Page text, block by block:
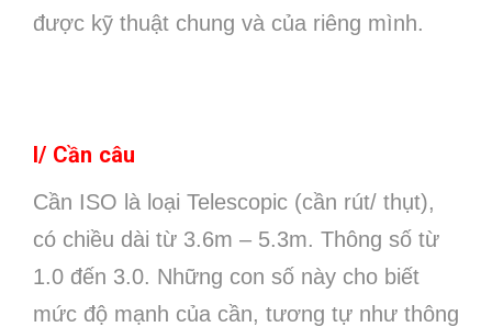
được kỹ thuật chung và của riêng mình.
I/ Cần câu
Cần ISO là loại Telescopic (cần rút/ thụt),
có chiều dài từ 3.6m – 5.3m. Thông số từ
1.0 đến 3.0. Những con số này cho biết
mức độ mạnh của cần, tương tự như thông